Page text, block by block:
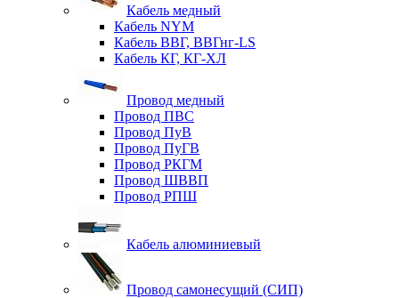
Кабель медный
Кабель NYM
Кабель ВВГ, ВВГнг-LS
Кабель КГ, КГ-ХЛ
Провод медный
Провод ПВС
Провод ПуВ
Провод ПуГВ
Провод РКГМ
Провод ШВВП
Провод РПШ
Кабель алюминиевый
Провод самонесущий (СИП)